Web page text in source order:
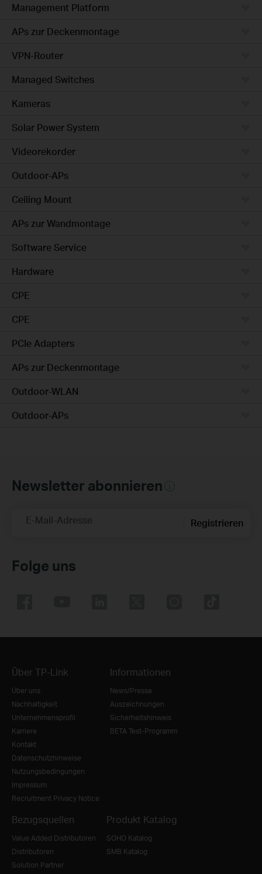
Management Platform
APs zur Deckenmontage
VPN-Router
Managed Switches
Kameras
Solar Power System
Videorekorder
Outdoor-APs
Ceiling Mount
APs zur Wandmontage
Software Service
Hardware
CPE
CPE
PCIe Adapters
APs zur Deckenmontage
Outdoor-WLAN
Outdoor-APs
Newsletter abonnieren
E-Mail-Adresse Registrieren
Folge uns
Über TP-Link
Über uns
Nachhaltigkeit
Unternehmensprofil
Karriere
Kontakt
Datenschutzhinweise
Nutzungsbedingungen
Impressum
Recruitment Privacy Notice
Informationen
News/Presse
Auszeichnungen
Sicherheitshinweis
BETA Test-Programm
Bezugsquellen
Value Added Distributoren
Distributoren
Solution Partner
Produkt Katalog
SOHO Katalog
SMB Katalog